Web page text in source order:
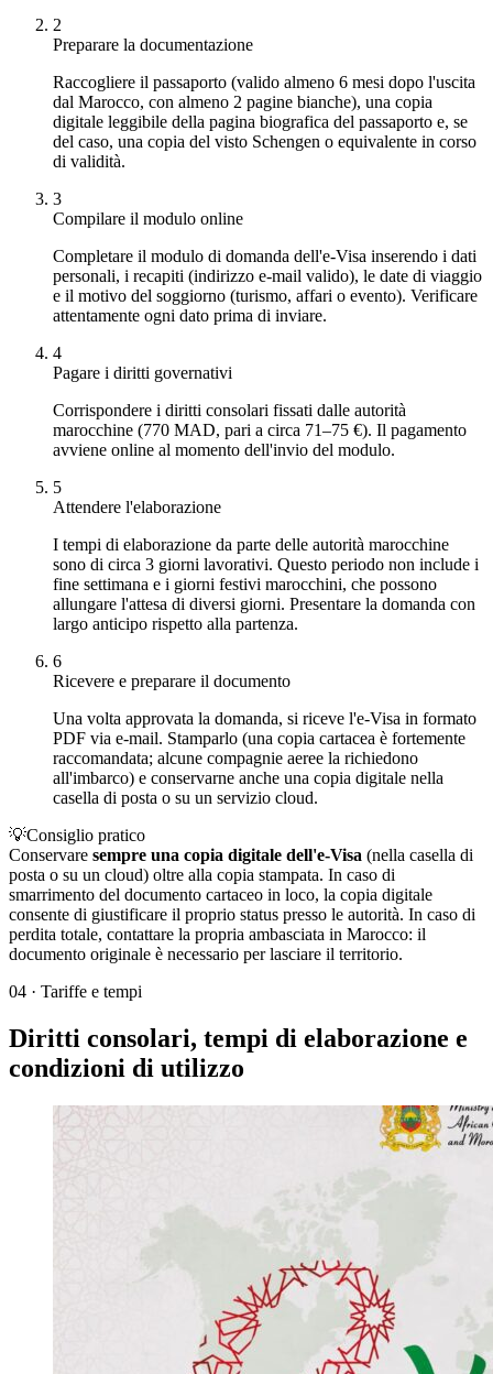
2
Preparare la documentazione
Raccogliere il passaporto (valido almeno 6 mesi dopo l'uscita
dal Marocco, con almeno 2 pagine bianche), una copia
digitale leggibile della pagina biografica del passaporto e, se
del caso, una copia del visto Schengen o equivalente in corso
di validità.
3
Compilare il modulo online
Completare il modulo di domanda dell'e-Visa inserendo i dati
personali, i recapiti (indirizzo e-mail valido), le date di viaggio
e il motivo del soggiorno (turismo, affari o evento). Verificare
attentamente ogni dato prima di inviare.
4
Pagare i diritti governativi
Corrispondere i diritti consolari fissati dalle autorità
marocchine (770 MAD, pari a circa 71–75 €). Il pagamento
avviene online al momento dell'invio del modulo.
5
Attendere l'elaborazione
I tempi di elaborazione da parte delle autorità marocchine
sono di circa 3 giorni lavorativi. Questo periodo non include i
fine settimana e i giorni festivi marocchini, che possono
allungare l'attesa di diversi giorni. Presentare la domanda con
largo anticipo rispetto alla partenza.
6
Ricevere e preparare il documento
Una volta approvata la domanda, si riceve l'e-Visa in formato
PDF via e-mail. Stamparlo (una copia cartacea è fortemente
raccomandata; alcune compagnie aeree la richiedono
all'imbarco) e conservarne anche una copia digitale nella
casella di posta o su un servizio cloud.
💡Consiglio pratico
Conservare sempre una copia digitale dell'e-Visa (nella casella di
posta o su un cloud) oltre alla copia stampata. In caso di
smarrimento del documento cartaceo in loco, la copia digitale
consente di giustificare il proprio status presso le autorità. In caso di
perdita totale, contattare la propria ambasciata in Marocco: il
documento originale è necessario per lasciare il territorio.
04 · Tariffe e tempi
Diritti consolari, tempi di elaborazione e
condizioni di utilizzo